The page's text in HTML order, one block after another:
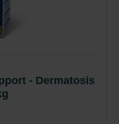
- Dermatosis